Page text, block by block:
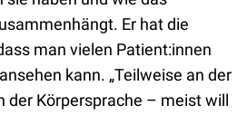
Er hat die
man vielen Patient:innen
kann. „Teilweise an der
der Körpersprache – meist will